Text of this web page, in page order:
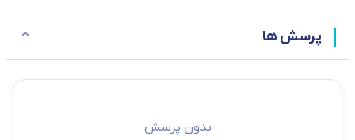
پرسش ها
بدون پرسش